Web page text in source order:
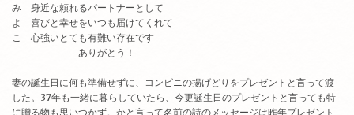
み 身近な頼れるパートナーとして
よ 喜びと幸せをいつも届けてくれて
こ 心強いとても有難い存在です
ありがとう！
妻の誕生日に何も準備せずに、コンビニの揚げどりをプレゼントと言って渡
した。37年も一緒に暮らしていたら、今更誕生日のプレゼントと言っても特
に贈る物も思いつかず。かと言って名前の詩のメッセージは昨年プレゼント